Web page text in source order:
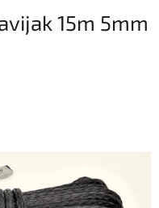
15m 5mm